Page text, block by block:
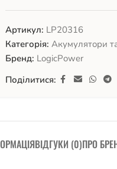
Артикул: LP20316
Категорія: Акумулятори
Бренд: LogicPower
Поділитися:
ВІДГУКИ (0)ПРО